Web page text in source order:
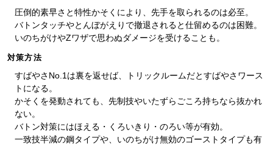
圧倒的素早さと特性かそくにより、先手を取られるのは必至。
バトンタッチやとんぼがえりで撤退されると仕留めるのは困難。
いのちがけやZワザで思わぬダメージを受けることも。
対策方法
すばやさNo.1は裏を返せば、トリックルームだとすばやさワース
トになる。
かそくを発動されても、先制技やいたずらごころ持ちなら抜かれ
ない。
バトン対策にはほえる・くろいきり・のろい等が有効。
一致技半減の鋼タイプや、いのちがけ無効のゴーストタイプも有